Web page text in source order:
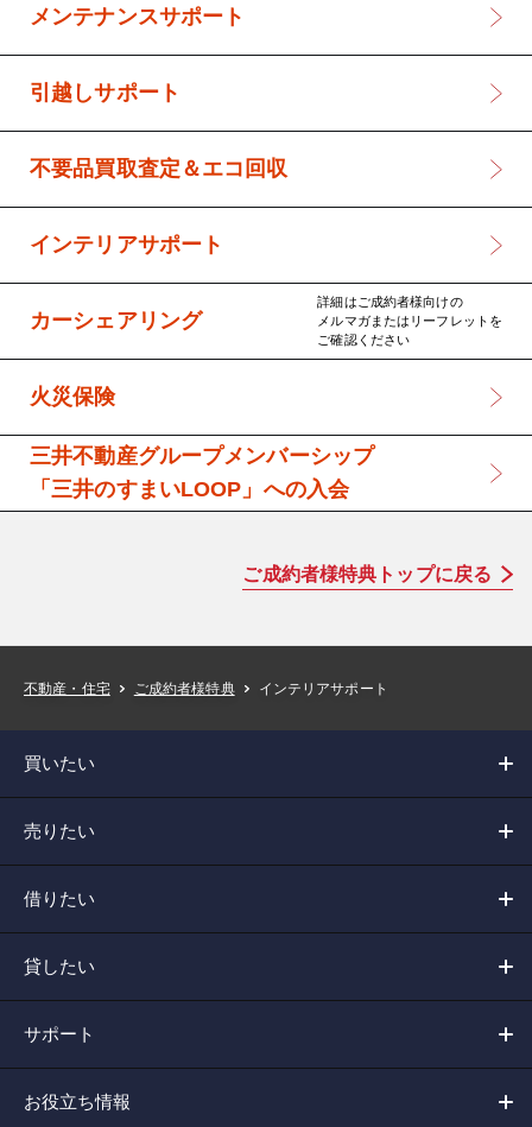
メンテナンスサポート
引越しサポート
不要品買取査定＆エコ回収
インテリアサポート
カーシェアリング
詳細はご成約者様向けの
メルマガまたはリーフレットを
ご確認ください
火災保険
三井不動産グループメンバーシップ
「三井のすまいLOOP」への入会
ご成約者様特典トップに戻る
不動産・住宅 ご成約者様特典 インテリアサポート
買いたい
売りたい
借りたい
貸したい
サポート
お役立ち情報